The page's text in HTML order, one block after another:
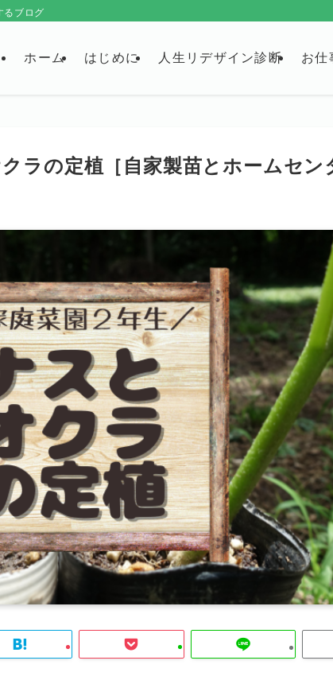
るブログ
ホーム はじめに 人生リデザイン診断 お仕
ラの定植［自家製苗とホームセン